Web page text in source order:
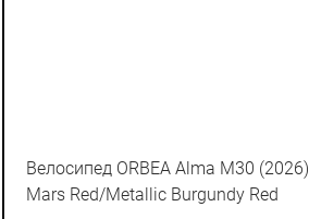
Велосипед ORBEA Alma M30 (2026)
Mars Red/Metallic Burgundy Red